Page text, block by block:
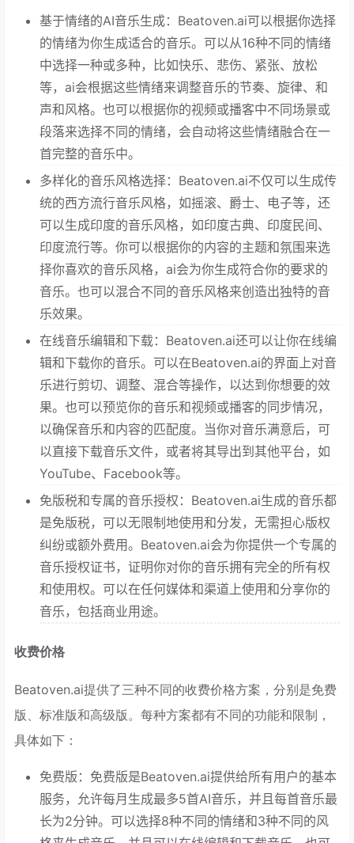
基于情绪的AI音乐生成：Beatoven.ai可以根据你选择
的情绪为你生成适合的音乐。可以从16种不同的情绪
中选择一种或多种，比如快乐、悲伤、紧张、放松
等，ai会根据这些情绪来调整音乐的节奏、旋律、和
声和风格。也可以根据你的视频或播客中不同场景或
段落来选择不同的情绪，会自动将这些情绪融合在一
首完整的音乐中。
多样化的音乐风格选择：Beatoven.ai不仅可以生成传
统的西方流行音乐风格，如摇滚、爵士、电子等，还
可以生成印度的音乐风格，如印度古典、印度民间、
印度流行等。你可以根据你的内容的主题和氛围来选
择你喜欢的音乐风格，ai会为你生成符合你的要求的
音乐。也可以混合不同的音乐风格来创造出独特的音
乐效果。
在线音乐编辑和下载：Beatoven.ai还可以让你在线编
辑和下载你的音乐。可以在Beatoven.ai的界面上对音
乐进行剪切、调整、混合等操作，以达到你想要的效
果。也可以预览你的音乐和视频或播客的同步情况，
以确保音乐和内容的匹配度。当你对音乐满意后，可
以直接下载音乐文件，或者将其导出到其他平台，如
YouTube、Facebook等。
免版税和专属的音乐授权：Beatoven.ai生成的音乐都
是免版税，可以无限制地使用和分发，无需担心版权
纠纷或额外费用。Beatoven.ai会为你提供一个专属的
音乐授权证书，证明你对你的音乐拥有完全的所有权
和使用权。可以在任何媒体和渠道上使用和分享你的
音乐，包括商业用途。
收费价格
Beatoven.ai提供了三种不同的收费价格方案，分别是免费
版、标准版和高级版。每种方案都有不同的功能和限制，
具体如下：
免费版：免费版是Beatoven.ai提供给所有用户的基本
服务，允许每月生成最多5首AI音乐，并且每首音乐最
长为2分钟。可以选择8种不同的情绪和3种不同的风